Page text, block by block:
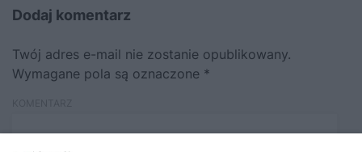
Dodaj komentarz
Twój adres e-mail nie zostanie opublikowany.
Wymagane pola są oznaczone *